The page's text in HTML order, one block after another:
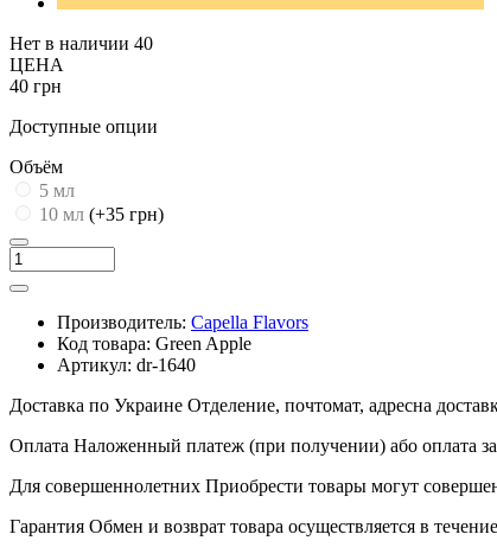
Нет в наличии 40
ЦЕНА
40 грн
Доступные опции
Объём
5 мл
10 мл (+35 грн)
Производитель: Capella Flavors
Код товара: Green Apple
Артикул: dr-1640
Доставка по Украине Отделение, почтомат, адресна
Оплата Наложенный платеж (при получении) або оплата
Для совершеннолетних Приобрести товары могут
Гарантия Обмен и возврат товара осуществляется в